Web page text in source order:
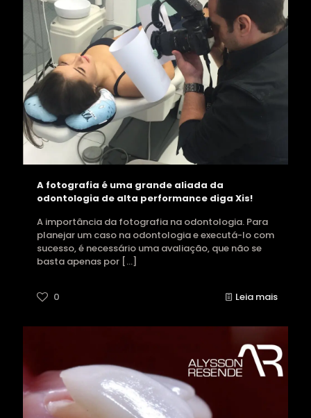
A fotografia é uma grande aliada da
odontologia de alta performance diga Xis!
A importância da fotografia na odontologia. Para
planejar um caso na odontologia e executá-lo com
sucesso, é necessário uma avaliação, que não se
basta apenas por […]
0 Leia mais